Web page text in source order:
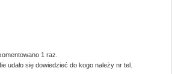
1 raz.
udało się dowiedzieć do kogo należy nr tel.